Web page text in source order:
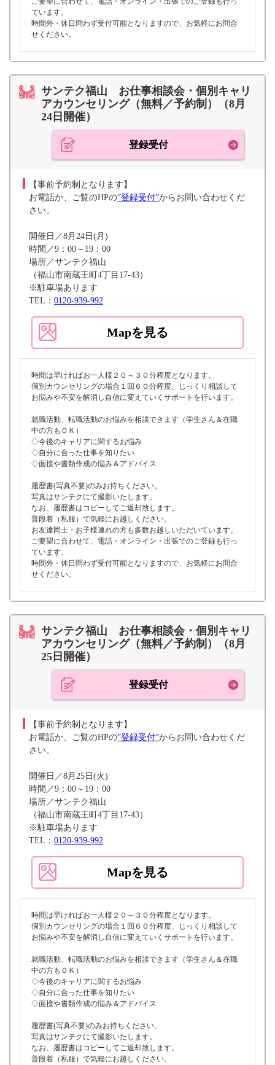
ています。
時間外・休日問わず受付可能となりますので、お気軽にお問合
せください。
サンテク福山 お仕事相談会・個別キャリ
アカウンセリング（無料／予約制）（8月
24日開催）
登録受付
【事前予約制となります】
お電話か、ご覧のHPの”登録受付”からお問い合わせくだ
さい。
開催日／8月24日(月)
時間／9：00～19：00
場所／サンテク福山
（福山市南蔵王町4丁目17-43）
※駐車場あります
TEL： 0120-939-992
Mapを見る
時間は早ければお一人様２０～３０分程度となります。
個別カウンセリングの場合１回６０分程度、じっくり相談して
お悩みや不安を解消し自信に変えていくサポートを行います。
就職活動、転職活動のお悩みを相談できます（学生さん＆在職
中の方もＯＫ）
◇今後のキャリアに関するお悩み
◇自分に合った仕事を知りたい
◇面接や書類作成の悩み＆アドバイス
履歴書(写真不要)のみお持ちください。
写真はサンテクにて撮影いたします。
なお、履歴書はコピーしてご返却致します。
普段着（私服）で気軽にお越しください。
お友達同士・お子様連れの方も多数お越しいただいています。
ご要望に合わせて、電話・オンライン・出張でのご登録も行っ
ています。
時間外・休日問わず受付可能となりますので、お気軽にお問合
せください。
サンテク福山 お仕事相談会・個別キャリ
アカウンセリング（無料／予約制）（8月
25日開催）
登録受付
【事前予約制となります】
お電話か、ご覧のHPの”登録受付”からお問い合わせくだ
さい。
開催日／8月25日(火)
時間／9：00～19：00
場所／サンテク福山
（福山市南蔵王町4丁目17-43）
※駐車場あります
TEL： 0120-939-992
Mapを見る
時間は早ければお一人様２０～３０分程度となります。
個別カウンセリングの場合１回６０分程度、じっくり相談して
お悩みや不安を解消し自信に変えていくサポートを行います。
就職活動、転職活動のお悩みを相談できます（学生さん＆在職
中の方もＯＫ）
◇今後のキャリアに関するお悩み
◇自分に合った仕事を知りたい
◇面接や書類作成の悩み＆アドバイス
履歴書(写真不要)のみお持ちください。
写真はサンテクにて撮影いたします。
なお、履歴書はコピーしてご返却致します。
普段着（私服）で気軽にお越しください。